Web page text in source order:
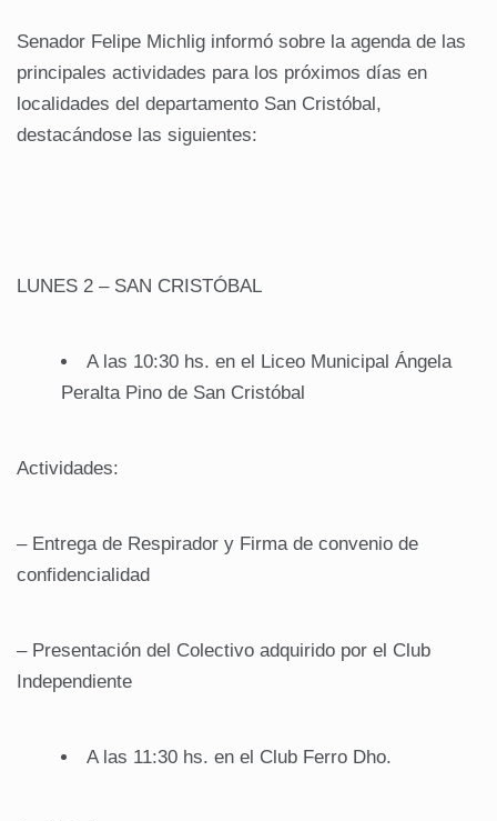
Senador Felipe Michlig informó sobre la agenda de las
principales actividades para los próximos días en
localidades del departamento San Cristóbal,
destacándose las siguientes:
LUNES 2 – SAN CRISTÓBAL
A las 10:30 hs. en el Liceo Municipal Ángela
Peralta Pino de San Cristóbal
Actividades:
– Entrega de Respirador y Firma de convenio de
confidencialidad
– Presentación del Colectivo adquirido por el Club
Independiente
A las 11:30 hs. en el Club Ferro Dho.